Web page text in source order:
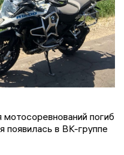
погиб
появилась в ВК-группе